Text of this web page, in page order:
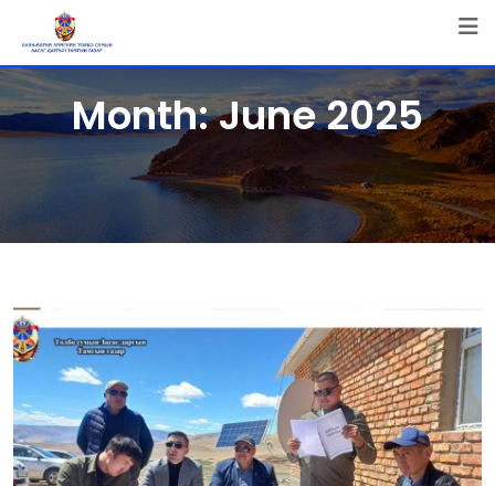
content
Month:June 2025